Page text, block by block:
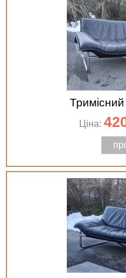
Ціна: